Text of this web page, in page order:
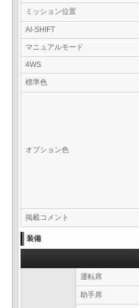
ミッション位置
AI-SHIFT
マニュアルモード
4WS
標準色
オプション色
掲載コメント
装備
運転席
助手席